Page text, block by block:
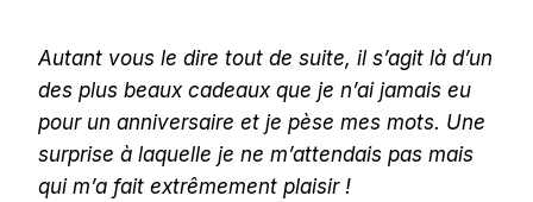
Autant vous le dire tout de suite, il s’agit là d’un
des plus beaux cadeaux que je n’ai jamais eu
pour un anniversaire et je pèse mes mots. Une
surprise à laquelle je ne m’attendais pas mais
qui m’a fait extrêmement plaisir !